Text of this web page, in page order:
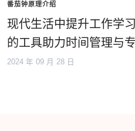
番茄钟原理介绍
现代生活中提升工作学
的工具助力时间管理与
2024 年 09 月 28 日